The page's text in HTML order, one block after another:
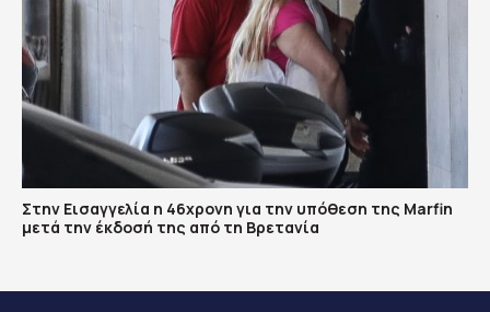
Στην Εισαγγελία η 46χρονη για την υπόθεση της Marfin
μετά την έκδοσή της από τη Βρετανία